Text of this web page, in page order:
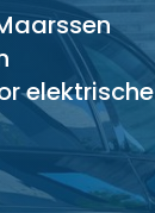
elektrische